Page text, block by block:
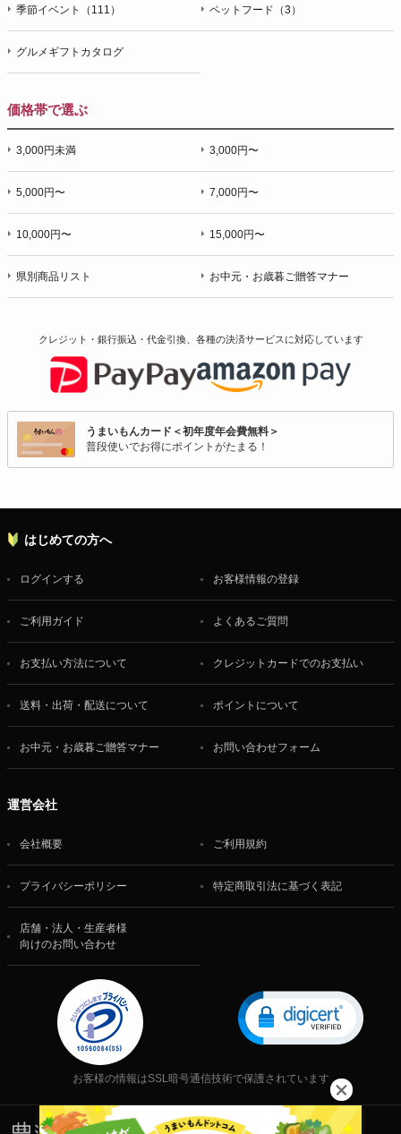
季節イベント（111） ペットフード（3）
グルメギフトカタログ
価格帯で選ぶ
3,000円未満 3,000円〜
5,000円〜 7,000円〜
10,000円〜 15,000円〜
県別商品リスト お中元・お歳暮ご贈答マナー
クレジット・銀行振込・代金引換、各種の決済サービスに対応しています
うまいもんカード＜初年度年会費無料＞
普段使いでお得にポイントがたまる！
はじめての方へ
ログインする お客様情報の登録
ご利用ガイド よくあるご質問
お支払い方法について クレジットカードでのお支払い
送料・出荷・配送について ポイントについて
お中元・お歳暮ご贈答マナー お問い合わせフォーム
運営会社
会社概要 ご利用規約
プライバシーポリシー 特定商取引法に基づく表記
店舗・法人・生産者様
向けのお問い合わせ
お客様の情報はSSL暗号通信技術で保護されています